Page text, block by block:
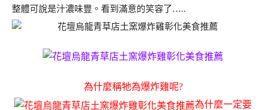
整體可說是汁濃味豐。看到滿意的笑容了…..
為什麼稱牠為爆炸雞呢?
為什麼一定要